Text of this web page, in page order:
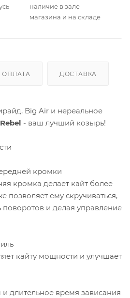
наличие в зале
магазина и на складе
ОПЛАТА ДОСТАВКА
Big Air и нереальное
Rebel - ваш лучший козырь!
кромки
кромка делает кайт более
позволяет ему скручиваться,
поворотов и делая управление
кайту мощности и улучшает
длительное время зависания